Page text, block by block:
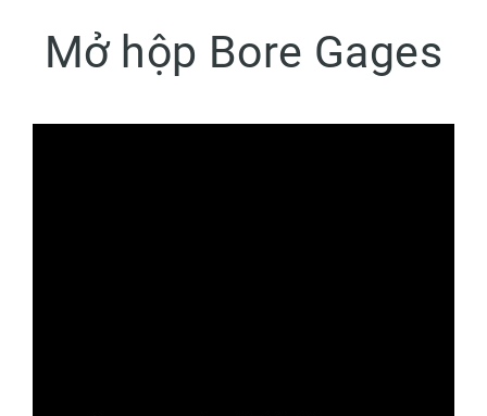
Mở hộp Bore Gages